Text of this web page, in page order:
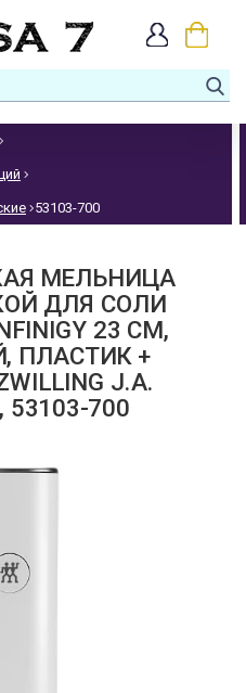
53103-700
МЕЛЬНИЦА
ДЛЯ СОЛИ
23 СМ,
ПЛАСТИК +
J.A.
53103-700